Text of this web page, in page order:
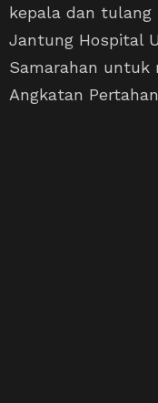
kepala dan tulang
Jantung Hospital
Samarahan untuk
Angkatan